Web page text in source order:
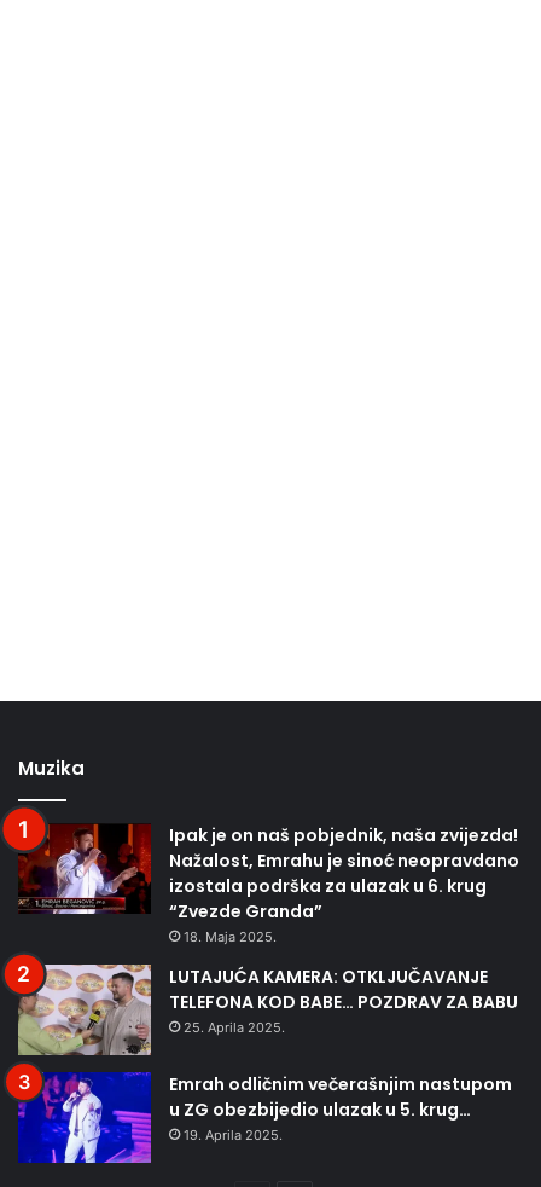
Muzika
Ipak je on naš pobjednik, naša zvijezda!
Nažalost, Emrahu je sinoć neopravdano
izostala podrška za ulazak u 6. krug
“Zvezde Granda”
18. Maja 2025.
LUTAJUĆA KAMERA: OTKLJUČAVANJE
TELEFONA KOD BABE… POZDRAV ZA BABU
25. Aprila 2025.
Emrah odličnim večerašnjim nastupom
u ZG obezbijedio ulazak u 5. krug…
19. Aprila 2025.